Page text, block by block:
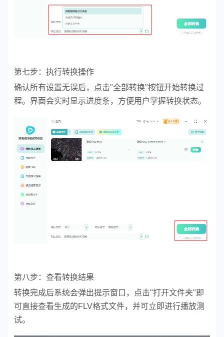
第七步：执行转换操作
确认所有设置无误后，点击"全部转换"按钮开始转换过
程。界面会实时显示进度条，方便用户掌握转换状态。
第八步：查看转换结果
转换完成后系统会弹出提示窗口，点击"打开文件夹"即
可直接查看生成的FLV格式文件，并可立即进行播放测
试。